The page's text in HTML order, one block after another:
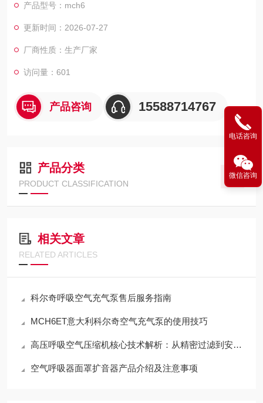
心，详细产品介绍及故障维修保养请咨询我司工作人员，我们愿
竭诚为您服务
产品型号：mch6
更新时间：2026-07-27
厂商性质：生产厂家
访问量：601
产品咨询 15588714767
产品分类
PRODUCT CLASSIFICATION
相关文章
RELATED ARTICLES
科尔奇呼吸空气充气泵售后服务指南
MCH6ET意大利科尔奇空气充气泵的使用技巧
高压呼吸空气压缩机核心技术解析：从精密过滤到安全运维
空气呼吸器面罩扩音器产品介绍及注意事项
电话咨询
微信咨询